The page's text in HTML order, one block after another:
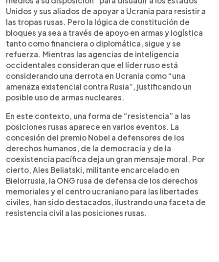
Unidos y sus aliados de apoyar a Ucrania para resistir a
las tropas rusas. Pero la lógica de constitución de
bloques ya sea a través de apoyo en armas y logística
tanto como financiera o diplomática, sigue y se
refuerza. Mientras las agencias de inteligencia
occidentales consideran que el líder ruso está
considerando una derrota en Ucrania como “una
amenaza existencial contra Rusia”, justificando un
posible uso de armas nucleares.
En este contexto, una forma de “resistencia” a las
posiciones rusas aparece en varios eventos. La
concesión del premio Nobel a defensores de los
derechos humanos, de la democracia y de la
coexistencia pacífica deja un gran mensaje moral. Por
cierto, Ales Beliatski, militante encarcelado en
Bielorrusia, la ONG rusa de defensa de los derechos
memoriales y el centro ucraniano para las libertades
civiles, han sido destacados, ilustrando una faceta de
resistencia civil a las posiciones rusas.